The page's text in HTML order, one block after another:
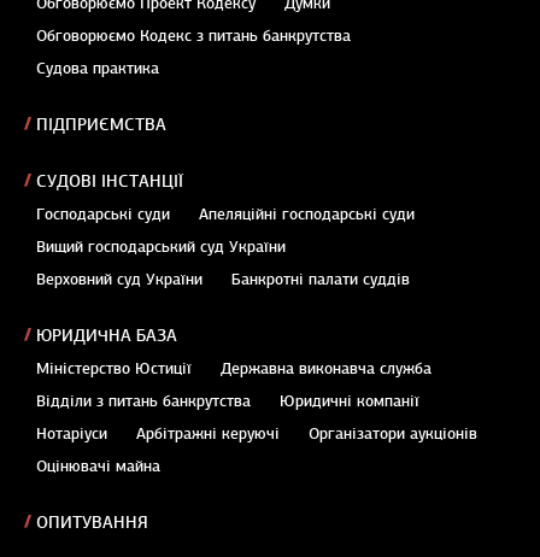
Обговорюємо Кодекс з питань банкрутства
Судова практика
ПІДПРИЄМСТВА
СУДОВІ ІНСТАНЦІЇ
Господарські суди
Апеляційні господарські суди
Вищий господарський суд України
Верховний суд України
Банкротні палати суддів
ЮРИДИЧНА БАЗА
Міністерство Юстиції
Державна виконавча служба
Відділи з питань банкрутства
Юридичні компанії
Нотаріуси
Арбітражні керуючі
Організатори аукціонів
Оцінювачі майна
ОПИТУВАННЯ